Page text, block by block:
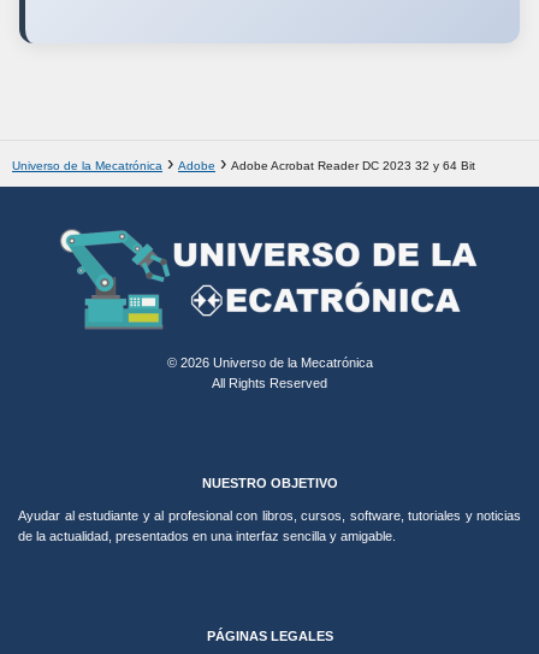
Universo de la Mecatrónica Adobe Adobe Acrobat Reader DC 2023 32 y 64 Bit
© 2026 Universo de la Mecatrónica
All Rights Reserved
NUESTRO OBJETIVO
Ayudar al estudiante y al profesional con libros, cursos, software, tutoriales y noticias
de la actualidad, presentados en una interfaz sencilla y amigable.
PÁGINAS LEGALES